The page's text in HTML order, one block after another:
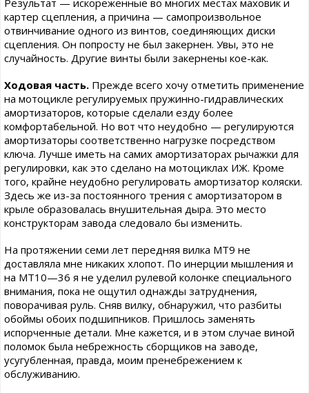
Результат — искореженные во многих местах маховик и
картер сцепления, а причина — самопроизвольное
отвинчивание одного из винтов, соединяющих диски
сцепления. Он попросту не был закернен. Увы, это не
случайность. Другие винты были закернены кое-как.
Ходовая часть. Прежде всего хочу отметить применение
на мотоцикле регулируемых пружинно-гидравлических
амортизаторов, которые сделали езду более
комфортабельной. Но вот что неудобно — регулируются
амортизаторы соответственно нагрузке посредством
ключа. Лучше иметь на самих амортизаторах рычажки для
регулировки, как это сделано на мотоциклах ИЖ. Кроме
того, крайне неудобно регулировать амортизатор коляски.
Здесь же из-за постоянного трения с амортизатором в
крыле образовалась внушительная дыра. Это место
конструкторам завода следовало бы изменить.
На протяжении семи лет передняя вилка МТ9 не
доставляла мне никаких хлопот. По инерции мышления и
на МТ10—36 я не уделил рулевой колонке специального
внимания, пока не ощутил однажды затруднения,
поворачивая руль. Сняв вилку, обнаружил, что разбиты
обоймы обоих подшипников. Пришлось заменять
испорченные детали. Мне кажется, и в этом случае виной
поломок была небрежность сборщиков на заводе,
усугубленная, правда, моим пренебрежением к
обслуживанию.